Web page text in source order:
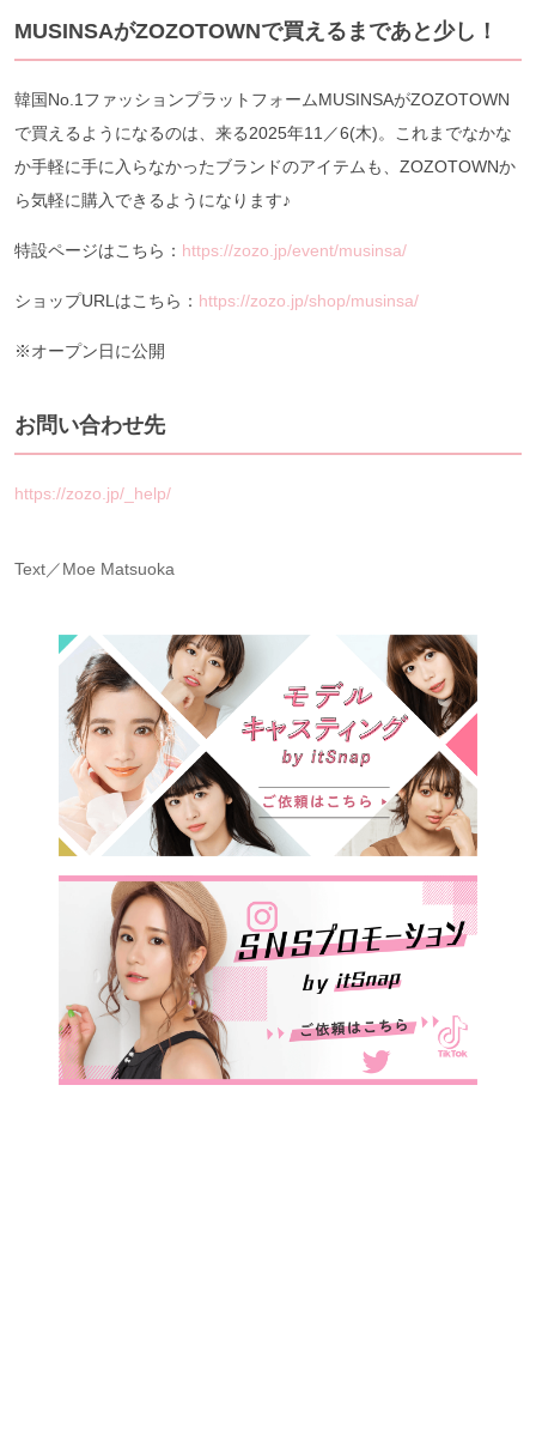
MUSINSAがZOZOTOWNで買えるまであと少し！
韓国No.1ファッションプラットフォームMUSINSAがZOZOTOWN
で買えるようになるのは、来る2025年11／6(木)。これまでなかな
か手軽に手に入らなかったブランドのアイテムも、ZOZOTOWNか
ら気軽に購入できるようになります♪
特設ページはこちら： https://zozo.jp/event/musinsa/
ショップURLはこちら： https://zozo.jp/shop/musinsa/
※オープン日に公開
お問い合わせ先
https://zozo.jp/_help/
Text／Moe Matsuoka